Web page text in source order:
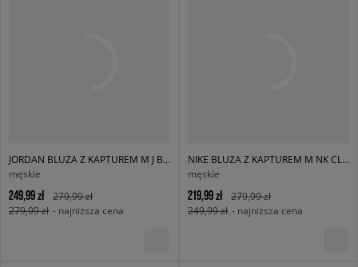
JORDAN BLUZA Z KAPTUREM M J BRK FLC PO
męskie
249,99 zł
279,99 zł
279,99 zł - najniższa cena
NIKE BLUZA Z KAPTUREM M NK CLUB BB PO HOODIE
męskie
219,99 zł
279,99 zł
249,99 zł - najniższa cena